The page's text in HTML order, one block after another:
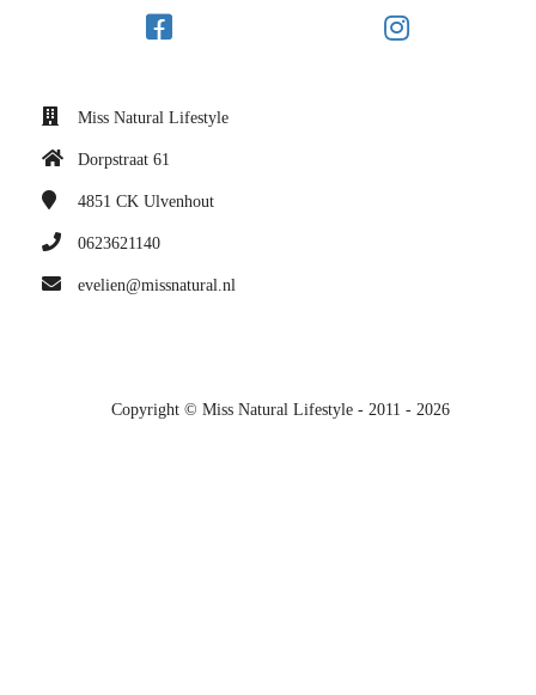
Miss Natural Lifestyle
Dorpstraat 61
4851 CK Ulvenhout
0623621140
evelien@missnatural.nl
Copyright © Miss Natural Lifestyle - 2011 - 2026